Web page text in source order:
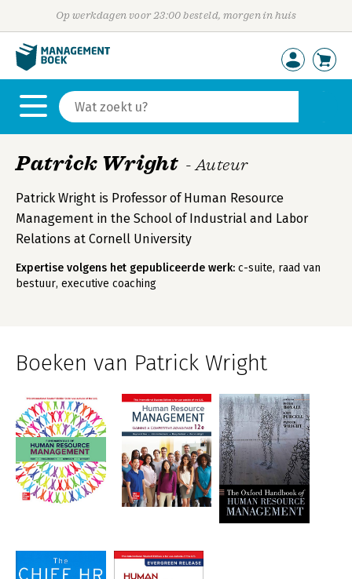
Op werkdagen voor 23:00 besteld, morgen in huis
Patrick Wright - Auteur
Patrick Wright is Professor of Human Resource
Management in the School of Industrial and Labor
Relations at Cornell University
Expertise volgens het gepubliceerde werk: c-suite, raad van
bestuur, executive coaching
Boeken van Patrick Wright